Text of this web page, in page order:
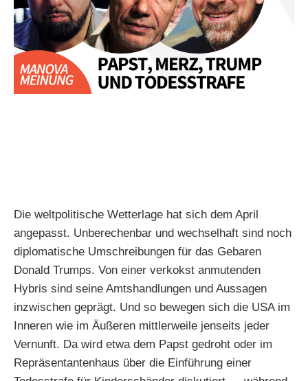
Die weltpolitische Wetterlage hat sich dem April
angepasst. Unberechenbar und wechselhaft sind noch
diplomatische Umschreibungen für das Gebaren
Donald Trumps. Von einer verkokst anmutenden
Hybris sind seine Amtshandlungen und Aussagen
inzwischen geprägt. Und so bewegen sich die USA im
Inneren wie im Äußeren mittlerweile jenseits jeder
Vernunft. Da wird etwa dem Papst gedroht oder im
Repräsentantenhaus über die Einführung einer